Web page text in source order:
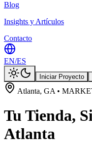
Blog
Insights y Artículos
Contacto
EN/ES
Iniciar Proyecto
Atlanta, GA •
Tu Tienda,
Atlanta